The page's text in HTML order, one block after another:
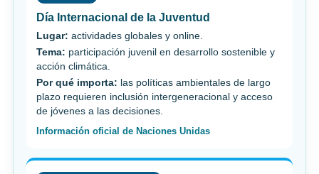
Día Internacional de la Juventud
Lugar: actividades globales y online.
Tema: participación juvenil en desarrollo sostenible y
acción climática.
Por qué importa: las políticas ambientales de largo
plazo requieren inclusión intergeneracional y acceso
de jóvenes a las decisiones.
Información oficial de Naciones Unidas